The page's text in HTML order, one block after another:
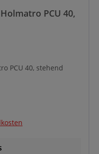
PCU 40,
PCU 40, stehend